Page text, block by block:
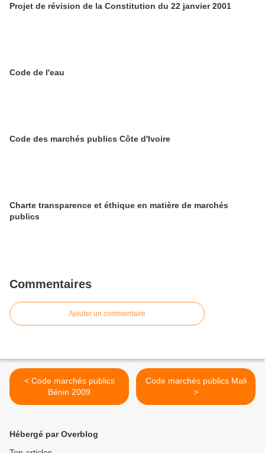
Projet de révision de la Constitution du 22 janvier 2001
Code de l'eau
Code des marchés publics Côte d'Ivoire
Charte transparence et éthique en matière de marchés
publics
Commentaires
Ajouter un commentaire
< Code marchés publics
Bénin 2009
Code marchés publics Mali
>
Hébergé par Overblog